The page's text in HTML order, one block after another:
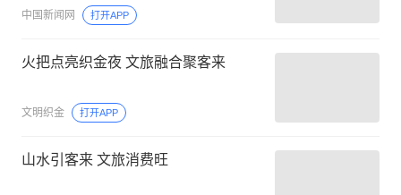
中国新闻网 打开APP
火把点亮织金夜 文旅融合聚客来
文明织金 打开APP
山水引客来 文旅消费旺